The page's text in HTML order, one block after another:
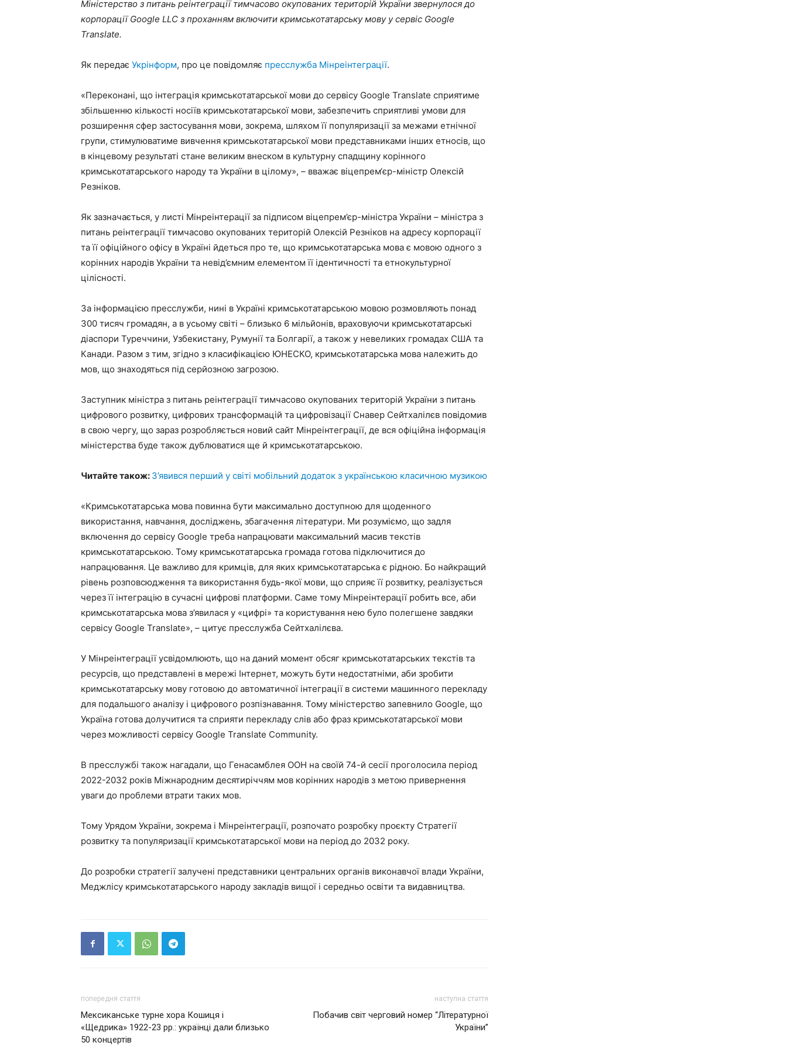
Міністерство з питань реінтеграції тимчасово окупованих територій України звернулося до
корпорації Google LLC з проханням включити кримськотатарську мову у сервіс Google
Translate.
Як передає Укрінформ, про це повідомляє пресслужба Мінреінтеграції.
«Переконані, що інтеграція кримськотатарської мови до сервісу Google Translate сприятиме
збільшенню кількості носіїв кримськотатарської мови, забезпечить сприятливі умови для
розширення сфер застосування мови, зокрема, шляхом її популяризації за межами етнічної
групи, стимулюватиме вивчення кримськотатарської мови представниками інших етносів, що
в кінцевому результаті стане великим внеском в культурну спадщину корінного
кримськотатарського народу та України в цілому», – вважає віцепрем‘єр-міністр Олексій
Резніков.
Як зазначається, у листі Мінреінтерації за підписом віцепрем’єр-міністра України – міністра з
питань реінтеграції тимчасово окупованих територій Олексій Резніков на адресу корпорації
та її офіційного офісу в Україні йдеться про те, що кримськотатарська мова є мовою одного з
корінних народів України та невід’ємним елементом її ідентичності та етнокультурної
цілісності.
За інформацією пресслужби, нині в Україні кримськотатарською мовою розмовляють понад
300 тисяч громадян, а в усьому світі – близько 6 мільйонів, враховуючи кримськотатарські
діаспори Туреччини, Узбекистану, Румунії та Болгарії, а також у невеликих громадах США та
Канади. Разом з тим, згідно з класифікацією ЮНЕСКО, кримськотатарська мова належить до
мов, що знаходяться під серйозною загрозою.
Заступник міністра з питань реінтеграції тимчасово окупованих територій України з питань
цифрового розвитку, цифрових трансформацій та цифровізації Снавер Сейтхалілєв повідомив
в свою чергу, що зараз розробляється новий сайт Мінреінтеграції, де вся офіційна інформація
міністерства буде також дублюватися ще й кримськотатарською.
Читайте також: З’явився перший у світі мобільний додаток з українською класичною музикою
«Кримськотатарська мова повинна бути максимально доступною для щоденного
використання, навчання, досліджень, збагачення літератури. Ми розуміємо, що задля
включення до сервісу Google треба напрацювати максимальний масив текстів
кримськотатарською. Тому кримськотатарська громада готова підключитися до
напрацювання. Це важливо для кримців, для яких кримськотатарська є рідною. Бо найкращий
рівень розповсюдження та використання будь-якої мови, що сприяє її розвитку, реалізується
через її інтеграцію в сучасні цифрові платформи. Саме тому Мінреінтерації робить все, аби
кримськотатарська мова з’явилася у «цифрі» та користування нею було полегшене завдяки
сервісу Google Translate», – цитує пресслужба Сейтхалілєва.
У Мінреінтеграції усвідомлюють, що на даний момент обсяг кримськотатарських текстів та
ресурсів, що представлені в мережі Інтернет, можуть бути недостатніми, аби зробити
кримськотатарську мову готовою до автоматичної інтеграції в системи машинного перекладу
для подальшого аналізу і цифрового розпізнавання. Тому міністерство запевнило Google, що
Україна готова долучитися та сприяти перекладу слів або фраз кримськотатарської мови
через можливості сервісу Google Translate Community.
В пресслужбі також нагадали, що Генасамблея ООН на своїй 74-й сесії проголосила період
2022-2032 років Міжнародним десятиріччям мов корінних народів з метою привернення
уваги до проблеми втрати таких мов.
Тому Урядом України, зокрема і Мінреінтеграції, розпочато розробку проєкту Стратегії
розвитку та популяризації кримськотатарської мови на період до 2032 року.
До розробки стратегії залучені представники центральних органів виконавчої влади України,
Меджлісу кримськотатарського народу закладів вищої і середньо освіти та видавництва.
попередня стаття
Мексиканське турне хора Кошиця і
«Щедрика» 1922-23 рр.: українці дали близько
50 концертів
наступна стаття
Побачив світ черговий номер “Літературної
України”